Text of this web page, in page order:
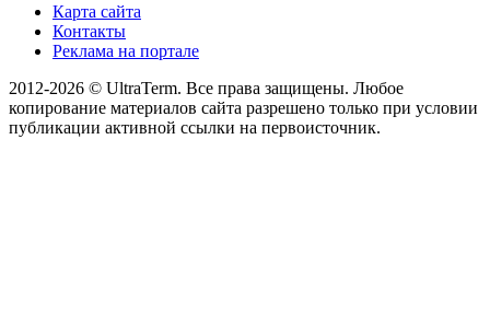
Карта сайта
Контакты
Реклама на портале
2012-2026 © UltraTerm. Все права защищены. Любое
копирование материалов сайта разрешено только при условии
публикации активной ссылки на первоисточник.